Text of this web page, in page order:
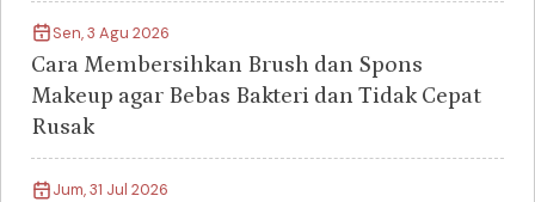
Sen, 3 Agu 2026
Cara Membersihkan Brush dan Spons
Makeup agar Bebas Bakteri dan Tidak Cepat
Rusak
Jum, 31 Jul 2026